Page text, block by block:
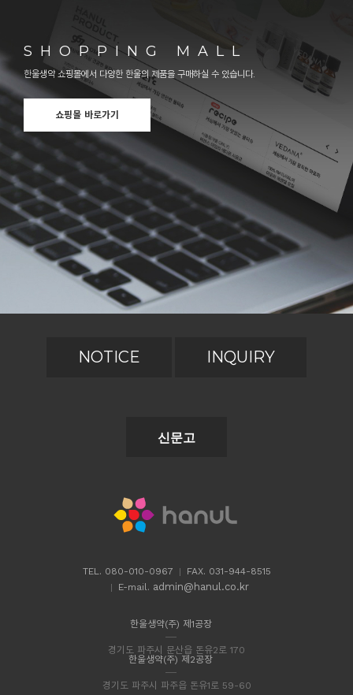
SHOPPING MALL
한울생약 쇼핑몰에서 다양한 한울의 제품을 구매하실 수 있습니다.
쇼핑몰 바로가기
NOTICE INQUIRY
신문고
TEL. 080-010-0967
FAX. 031-944-8515
E-mail. admin@hanul.co.kr
한울생약(주) 제1공장
경기도 파주시 문산읍 돈유2로 170
한울생약(주) 제2공장
경기도 파주시 파주읍 돈유1로 59-60